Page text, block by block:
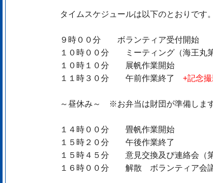
タイムスケジュールは以下のとおりです。
９時００分 ボランティア受付開始
１０時００分 ミーティング（海王丸第
１０時１０分 展帆作業開始
１１時３０分 午前作業終了 +記念
～昼休み～ ※お弁当は財団が準備します
１４時００分 畳帆作業開始
１５時２０分 午後作業終了
１５時４５分 意見交換及び連絡会（第
１６時００分 解散 ボランティア会